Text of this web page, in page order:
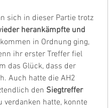
sich in dieser Partie trotz
herankämpfte und
in Ordnung ging,
ihr erster Treffer fiel
das Glück, dass der
Auch hatte die AH2
den Siegtreffer
verdanken hatte, konnte